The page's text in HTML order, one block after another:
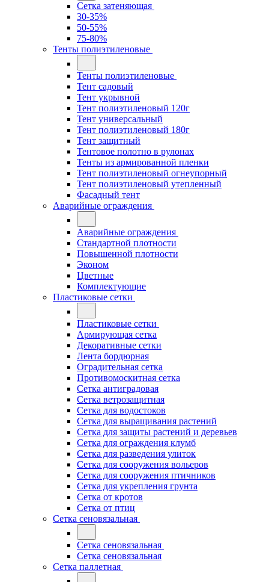
Сетка затеняющая
30-35%
50-55%
75-80%
Тенты полиэтиленовые
Тенты полиэтиленовые
Тент садовый
Тент укрывной
Тент полиэтиленовый 120г
Тент универсальный
Тент полиэтиленовый 180г
Тент защитный
Тентовое полотно в рулонах
Тенты из армированной пленки
Тент полиэтиленовый огнеупорный
Тент полиэтиленовый утепленный
Фасадный тент
Аварийные ограждения
Аварийные ограждения
Стандартной плотности
Повышенной плотности
Эконом
Цветные
Комплектующие
Пластиковые сетки
Пластиковые сетки
Армирующая сетка
Декоративные сетки
Лента бордюрная
Оградительная сетка
Противомоскитная сетка
Сетка антиградовая
Сетка ветрозащитная
Сетка для водостоков
Сетка для выращивания растений
Сетка для защиты растений и деревьев
Сетка для ограждения клумб
Сетка для разведения улиток
Сетка для сооружения вольеров
Сетка для сооружения птичников
Сетка для укрепления грунта
Сетка от кротов
Сетка от птиц
Сетка сеновязальная
Сетка сеновязальная
Сетка сеновязальная
Сетка паллетная